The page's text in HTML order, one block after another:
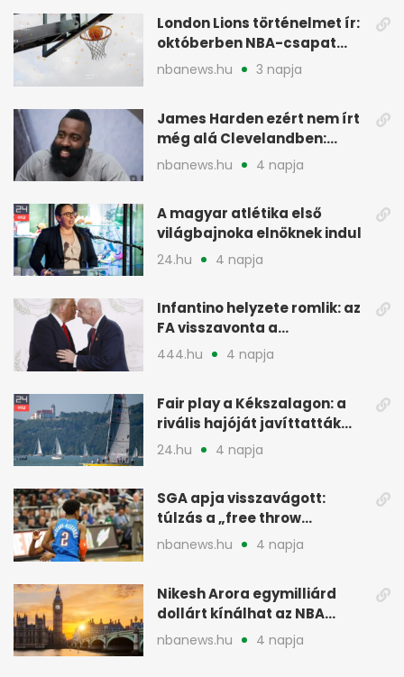
London Lions történelmet ír:
októberben NBA-csapat
ellen lép pályára
nbanews.hu 3 napja
James Harden ezért nem írt
még alá Clevelandben:
pénzügyi okok
nbanews.hu 4 napja
A magyar atlétika első
világbajnoka elnöknek indul
24.hu 4 napja
Infantino helyzete romlik: az
FA visszavonta a
támogatását, jöhet a
444.hu 4 napja
Fair play a Kékszalagon: a
rivális hajóját javíttatták
meg
24.hu 4 napja
SGA apja visszavágott:
túlzás a „free throw
merchant” címke?
nbanews.hu 4 napja
Nikesh Arora egymilliárd
dollárt kínálhat az NBA
Europe londoni csapatáért
nbanews.hu 4 napja